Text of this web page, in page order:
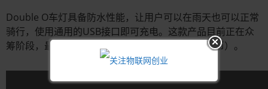
Double O车灯具备防水性能，让用户可以在雨天也可以正常
骑行，使用通用的USB接口即可充电。这款产品目前正在众
筹阶段，最低的支持价格为69英镑（约713元人民币）。